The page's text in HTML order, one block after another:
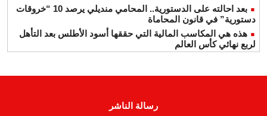
بعد احالته على الدستورية.. المحامي منديلي يرصد 10 “خروقات
دستورية” في قانون المحاماة
هذه هي المكاسب المالية التي حققها أسود الأطلس بعد التأهل
لربع نهائي كأس العالم
رسالة الناشر